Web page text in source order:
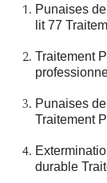
Punaises
lit 77
Traitement
Punaises
Traitement
durable